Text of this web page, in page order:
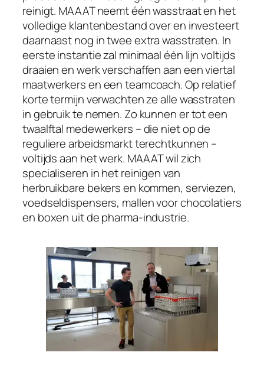
reinigt. MAAAT neemt één wasstraat en het
volledige klantenbestand over en investeert
daarnaast nog in twee extra wasstraten. In
eerste instantie zal minimaal één lijn voltijds
draaien en werk verschaffen aan een viertal
maatwerkers en een teamcoach. Op relatief
korte termijn verwachten ze alle wasstraten
in gebruik te nemen. Zo kunnen er tot een
twaalftal medewerkers – die niet op de
reguliere arbeidsmarkt terechtkunnen –
voltijds aan het werk. MAAAT wil zich
specialiseren in het reinigen van
herbruikbare bekers en kommen, serviezen,
voedseldispensers, mallen voor chocolatiers
en boxen uit de pharma-industrie.